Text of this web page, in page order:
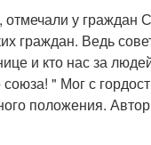
у граждан
граждан. Ведь
и кто нас за
союза! " Мог с
положения.